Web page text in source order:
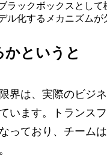
ラックボックスとし
ル化するメカニズムが
かというと
界は、実際のビジ
います。トランス
っており、チーム